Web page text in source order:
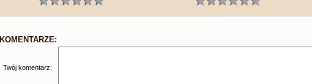
KOMENTARZE:
Twój komentarz: